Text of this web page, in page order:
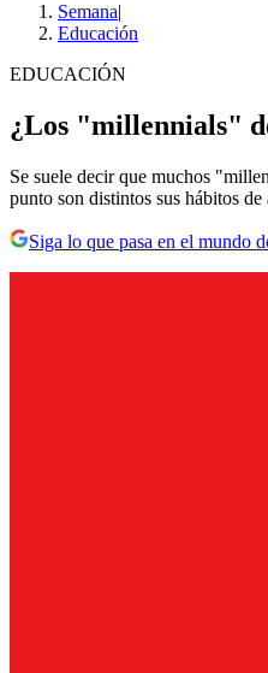
Semana|
Educación
EDUCACIÓN
¿Los "millennials"
Se suele decir que muchos
punto son distintos sus hábitos de
Siga lo que pasa en el mundo